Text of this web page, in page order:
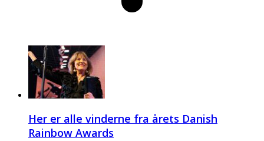
Her er alle vinderne fra årets Danish
Rainbow Awards